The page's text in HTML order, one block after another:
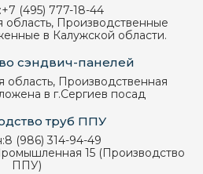
+7 (495) 777-18-44
область, Производственные
в Калужской области.
сэндвич-панелей
область, Производственная
в г.Сергиев посад
труб ППУ
8 (986) 314-94-49
15 (Производство
ППУ)